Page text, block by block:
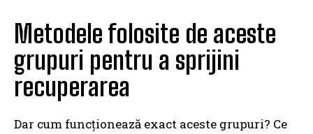
Metodele folosite de aceste
grupuri pentru a sprijini
recuperarea
Dar cum funcționează exact aceste grupuri? Ce